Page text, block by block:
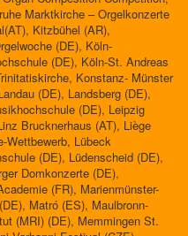
Marktkirche – Orgelkonzerte
Kitzbühel (AR),
(DE), Köln-
(DE), Köln-St. Andreas
Konstanz- Münster
(DE), Landsberg (DE),
(DE), Leipzig
Brucknerhaus (AT), Liège
Wettbewerb, Lübeck
(DE), Lüdenscheid (DE),
Domkonzerte (DE),
(FR), Marienmünster-
Matró (ES), Maulbronn-
(MRI) (DE), Memmingen St.